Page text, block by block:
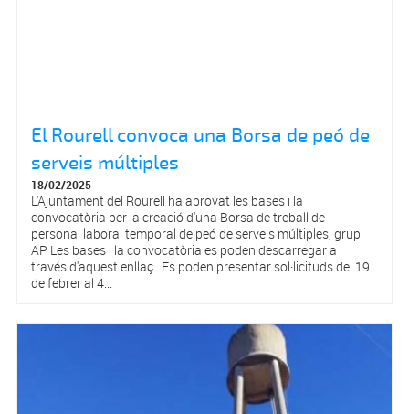
El Rourell convoca una Borsa de peó de
serveis múltiples
18/02/2025
L'Ajuntament del Rourell ha aprovat les bases i la
convocatòria per la creació d'una Borsa de treball de
personal laboral temporal de peó de serveis múltiples, grup
AP Les bases i la convocatòria es poden descarregar a
través d'aquest enllaç . Es poden presentar sol·licituds del 19
de febrer al 4...